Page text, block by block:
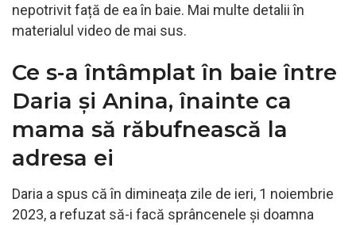
nepotrivit față de ea în baie. Mai multe detalii în
materialul video de mai sus.
Ce s-a întâmplat în baie între
Daria și Anina, înainte ca
mama să răbufnească la
adresa ei
Daria a spus că în dimineața zile de ieri, 1 noiembrie
2023, a refuzat să-i facă sprâncenele și doamna